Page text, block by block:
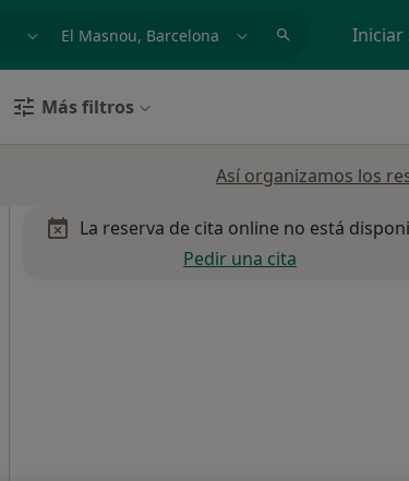
o nombre Iniciar
Más filtros
Así organizamos los
La reserva de cita online no está
Pedir una cita